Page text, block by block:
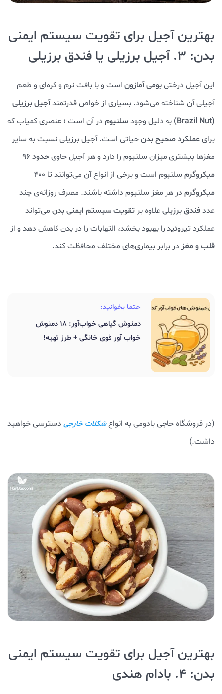
بهترین آجیل برای تقویت سیستم ایمنی
بدن: 3. آجیل برزیلی یا فندق برزیلی
این آجیل درختیبومی آمازون است و با بافت نرم و کره‌ای و طعم
آجیلی آن شناخته می‌شود. بسیاری از خواص قدرتمندآجیل برزیلی
(Brazil Nut)
به دلیل وجودسلنیوم در آن است ؛ عنصری کمیاب که
برایعملکرد صحیح بدنحیاتی است. آجیل برزیلی نسبت به سایر
مغزها بیشتری میزان سلنیوم را دارد و هر آجیل حاوی
حدود 96
میکروگرم سلنیوم است و برخی از انواع آن می‌توانند تا 400
میکروگرم در هر مغز سلنیوم داشته باشند. مصرف روزانه‌ی چند
عددفندق برزیلیعلاوه برتقویت سیستم ایمنی بدن می‌تواند
عملکرد تیروئید را بهبود بخشد، التهابات را در بدن کاهش دهد و از
قلب و مغز در برابر بیماری‌های مختلف محافظت کند.
حتما بخوانید:
دمنوش گیاهی خواب‌آور: 18 دمنوش
خواب آور قوی خانگی + طرز تهیه!
(در فروشگاه حاجی بادومی به انواعشکلات خارجی دسترسی خواهید
داشت.)
بهترین آجیل برای تقویت سیستم ایمنی
بدن: 4. بادام هندی